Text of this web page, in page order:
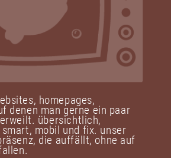
homepages,
denen man gerne ein paar
übersichtlich,
mobil und fix. unser
die auffällt, ohne auf